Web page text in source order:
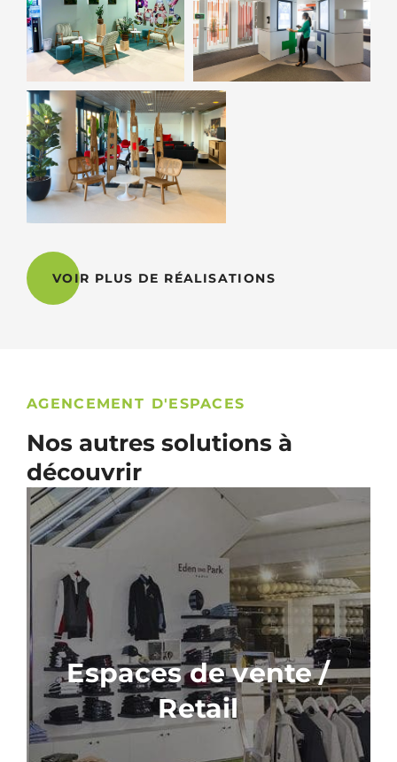
VOIR PLUS DE RÉALISATIONS
AGENCEMENT D'ESPACES
Nos autres solutions à
découvrir
Espaces de vente /
Retail